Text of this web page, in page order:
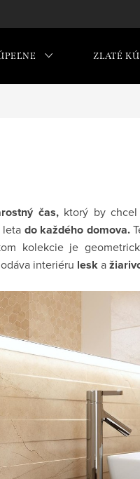
ZLATÉ
čas,ktorý by chcel
leta do každého domova.
kolekcie je
interiéru leska